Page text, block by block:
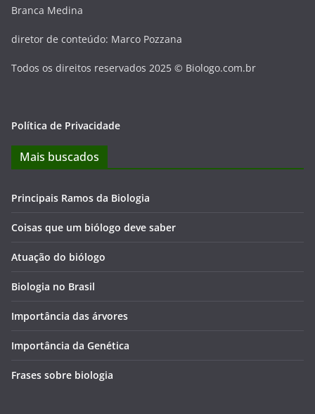
Branca Medina
diretor de conteúdo: Marco Pozzana
Todos os direitos reservados 2025 © Biologo.com.br
Política de Privacidade
Mais buscados
Principais Ramos da Biologia
Coisas que um biólogo deve saber
Atuação do biólogo
Biologia no Brasil
Importância das árvores
Importância da Genética
Frases sobre biologia